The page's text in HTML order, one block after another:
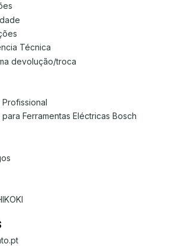
Técnica
devolução/troca
Ferramentas Eléctricas Bosch